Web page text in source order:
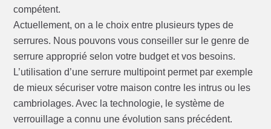
compétent.
Actuellement, on a le choix entre plusieurs types de
serrures. Nous pouvons vous conseiller sur le genre de
serrure approprié selon votre budget et vos besoins.
L’utilisation d’une serrure multipoint permet par exemple
de mieux sécuriser votre maison contre les intrus ou les
cambriolages. Avec la technologie, le système de
verrouillage a connu une évolution sans précédent.